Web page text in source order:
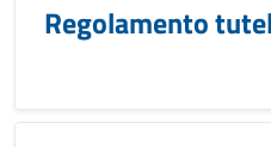
Regolamento